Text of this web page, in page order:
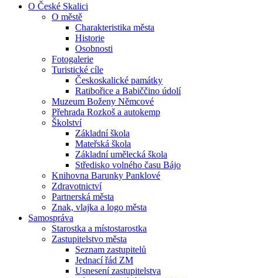
O České Skalici
O městě
Charakteristika města
Historie
Osobnosti
Fotogalerie
Turistické cíle
Českoskalické památky
Ratibořice a Babiččino údolí
Muzeum Boženy Němcové
Přehrada Rozkoš a autokemp
Školství
Základní škola
Mateřská škola
Základní umělecká škola
Středisko volného času Bájo
Knihovna Barunky Panklové
Zdravotnictví
Partnerská města
Znak, vlajka a logo města
Samospráva
Starostka a místostarostka
Zastupitelstvo města
Seznam zastupitelů
Jednací řád ZM
Usnesení zastupitelstva